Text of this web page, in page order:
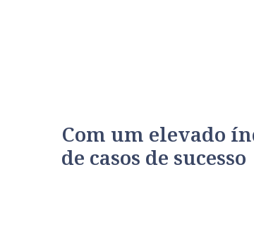
Com um elevado
de casos de sucesso